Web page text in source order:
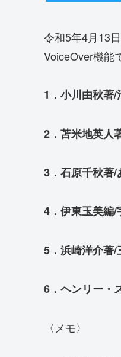
令和5年4月13
VoiceOver機能
1．小川由秋著
2．苫米地英人
3．石原千秋著
4．伊東玉美編
5．浜崎洋介著
6．ヘンリー・
〈メモ〉